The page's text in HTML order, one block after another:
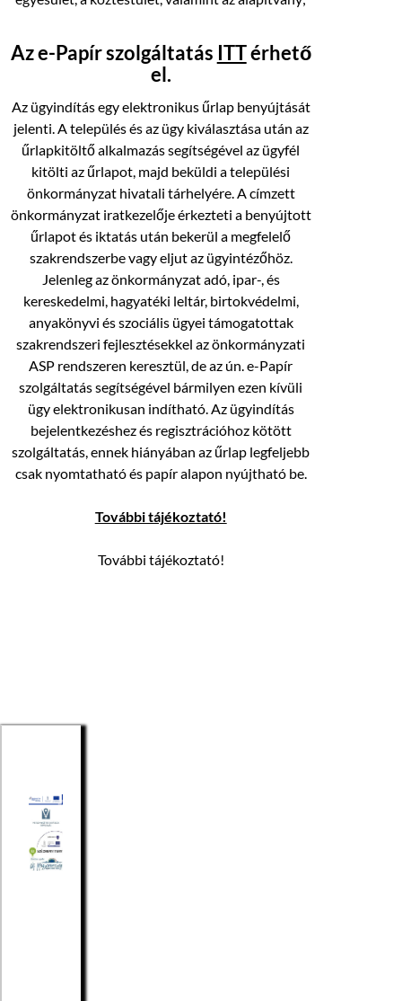
Az e-Papír szolgáltatás ITTérhető
el.
Az ügyindítás egy elektronikus űrlap benyújtását
jelenti. A település és az ügy kiválasztása után az
űrlapkitöltő alkalmazás segítségével az ügyfél
kitölti az űrlapot, majd beküldi a települési
önkormányzat hivatali tárhelyére. A címzett
önkormányzat iratkezelője érkezteti a benyújtott
űrlapot és iktatás után bekerül a megfelelő
szakrendszerbe vagy eljut az ügyintézőhöz.
Jelenleg az önkormányzat adó, ipar-, és
kereskedelmi, hagyatéki leltár, birtokvédelmi,
anyakönyvi és szociális ügyei támogatottak
szakrendszeri fejlesztésekkel az önkormányzati
ASP rendszeren keresztül, de az ún. e-Papír
szolgáltatás segítségével bármilyen ezen kívüli
ügy elektronikusan indítható. Az ügyindítás
bejelentkezéshez és regisztrációhoz kötött
szolgáltatás, ennek hiányában az űrlap legfeljebb
csak nyomtatható és papír alapon nyújtható be.
További tájékoztató!
További tájékoztató!